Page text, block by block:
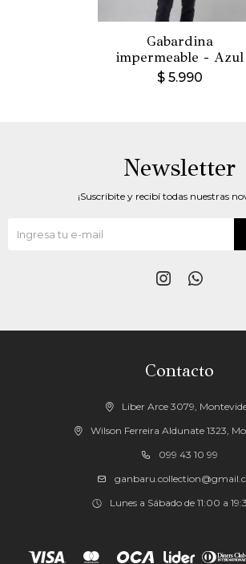
Gabardina
impermeable - Azul
$ 5.990
Contacto
Liber Arce 3079,
Wilson Ferreira Aldunate 1323,
099 43 10 99
Lunes a Sábado de 11:00 a
Newsletter
¡Suscribite y recibí todas nuestras
 